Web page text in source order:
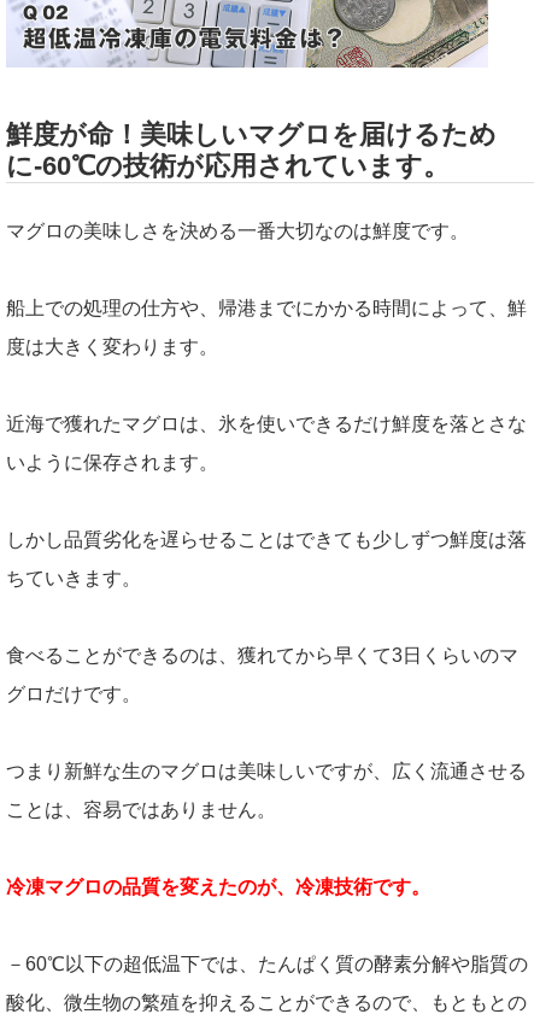
鮮度が命！美味しいマグロを届けるため
に-60℃の技術が応用されています。
マグロの美味しさを決める一番大切なのは鮮度です。
船上での処理の仕方や、帰港までにかかる時間によって、鮮
度は大きく変わります。
近海で獲れたマグロは、氷を使いできるだけ鮮度を落とさな
いように保存されます。
しかし品質劣化を遅らせることはできても少しずつ鮮度は落
ちていきます。
食べることができるのは、獲れてから早くて3日くらいのマ
グロだけです。
つまり新鮮な生のマグロは美味しいですが、広く流通させる
ことは、容易ではありません。
冷凍マグロの品質を変えたのが、冷凍技術です。
－60℃以下の超低温下では、たんぱく質の酵素分解や脂質の
酸化、微生物の繁殖を抑えることができるので、もともとの